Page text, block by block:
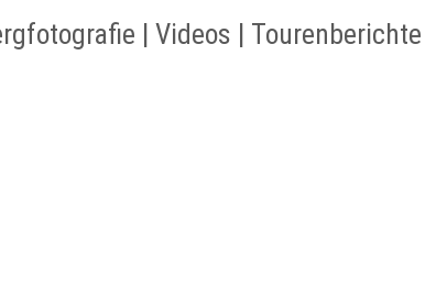
| Videos | Tourenberichte